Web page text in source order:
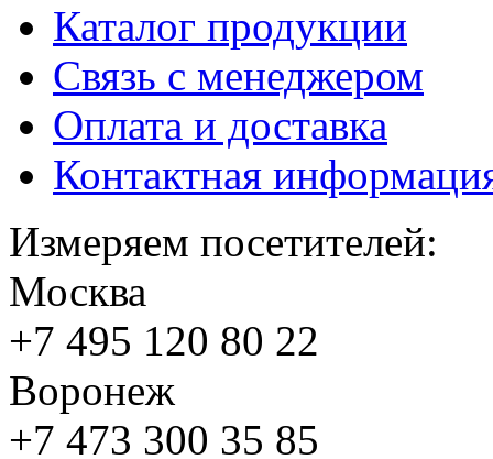
Каталог продукции
Связь с менеджером
Оплата и доставка
Контактная
Измеряем посетителей:
Москва
+7 495 120 80 22
Воронеж
+7 473 300 35 85